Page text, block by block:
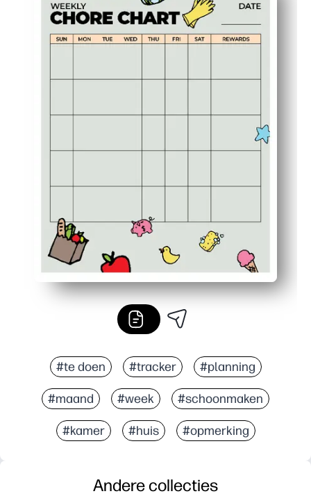
Duidelijke wekelijkse structuur - kolommen en
Past bij je gezin - pas taken aan en gebruik het
#te doen #tracker #planning
#maand #week #schoonmaken
#kamer #huis #opmerking
Andere collecties